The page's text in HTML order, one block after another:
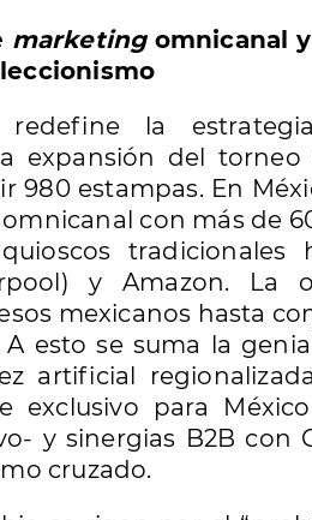
marketingomnicanal
la
expansión del torneo
980 estampas. En
con más de
tradicionales
y Amazon. La
mexicanos hasta
esto se suma la
artificial
exclusivo para
y sinergias B2B con
cruzado.